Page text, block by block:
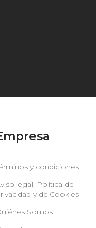
y condiciones
legal, Política de
y de Cookies
Somos